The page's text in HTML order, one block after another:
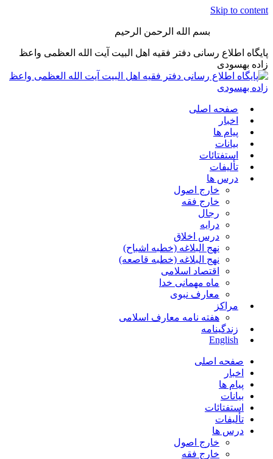
Skip to content
بسم الله الرحمن الرحیم
پایگاه اطلاع رسانی دفتر فقیه اهل البیت آیت الله العظمی واعظ
زاده بهسودی
صفحه اصلی
اخبار
پیام ها
بیانات
استفتائات
تألیفات
درس ها
خارج اصول
خارج فقه
رجال
درایه
درس اخلاق
نهج البلاغه (خطبه اشباح)
نهج البلاغه (خطبه قاصعه)
اقتصاد اسلامی
ماه مهمانی خدا
معارف نبوی
مراکز
هفته نامه معارف اسلامی
زندگینامه
English
صفحه اصلی
اخبار
پیام ها
بیانات
استفتائات
تألیفات
درس ها
خارج اصول
خارج فقه